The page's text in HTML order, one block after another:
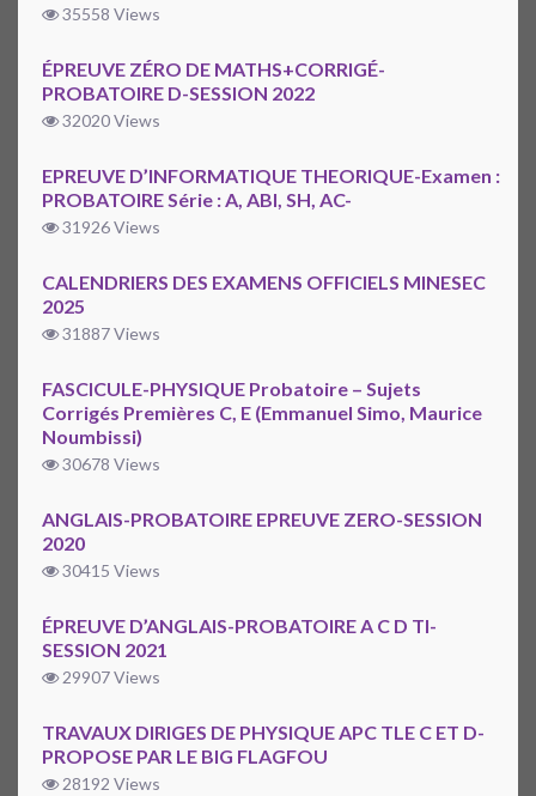
35558 Views
ÉPREUVE ZÉRO DE MATHS+CORRIGÉ-
PROBATOIRE D-SESSION 2022
32020 Views
EPREUVE D’INFORMATIQUE THEORIQUE-Examen :
PROBATOIRE Série : A, ABI, SH, AC-
31926 Views
CALENDRIERS DES EXAMENS OFFICIELS MINESEC
2025
31887 Views
FASCICULE-PHYSIQUE Probatoire – Sujets
Corrigés Premières C, E (Emmanuel Simo, Maurice
Noumbissi)
30678 Views
ANGLAIS-PROBATOIRE EPREUVE ZERO-SESSION
2020
30415 Views
ÉPREUVE D’ANGLAIS-PROBATOIRE A C D TI-
SESSION 2021
29907 Views
TRAVAUX DIRIGES DE PHYSIQUE APC TLE C ET D-
PROPOSE PAR LE BIG FLAGFOU
28192 Views